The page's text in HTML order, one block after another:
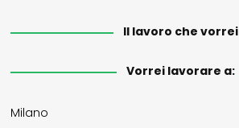
Il lavoro che vorrei
Vorrei lavorare a:
Milano